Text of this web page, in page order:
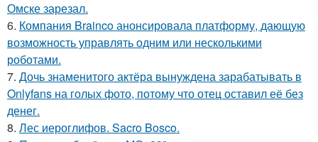
Омске зарезал.
6. Компания Brainco анонсировала платформу, дающую
возможность управлять одним или несколькими
роботами.
7. Дочь знаменитого актёра вынуждена зарабатывать в
Onlyfans на голых фото, потому что отец оставил её без
денег.
8. Лес иероглифов. Sacro Bosco.